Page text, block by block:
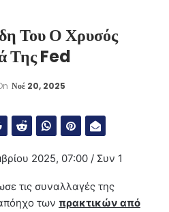
Του Ο Χρυσός
Της Fed
Νοέ 20, 2025
2025, 07:00 / Συν 1
τις συναλλαγές της
των πρακτικών από